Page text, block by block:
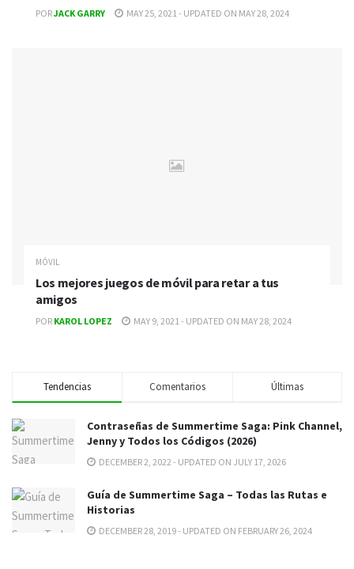
PORJACK GARRY MAY 25, 2021 - UPDATED ON MAY 28, 2024
MÓVIL
Los mejores juegos de móvil para retar a tus
amigos
POR KAROL LOPEZ MAY 9, 2021 - UPDATED ON MAY 28, 2024
Tendencias Comentarios Últimas
Contraseñas de Summertime Saga: Pink Channel,
Jenny y Todos los Códigos (2026)
DECEMBER 2, 2022 - UPDATED ON JULY 17, 2026
Guía de Summertime Saga – Todas las Rutas e
Historias
DECEMBER 28, 2019 - UPDATED ON FEBRUARY 26, 2024